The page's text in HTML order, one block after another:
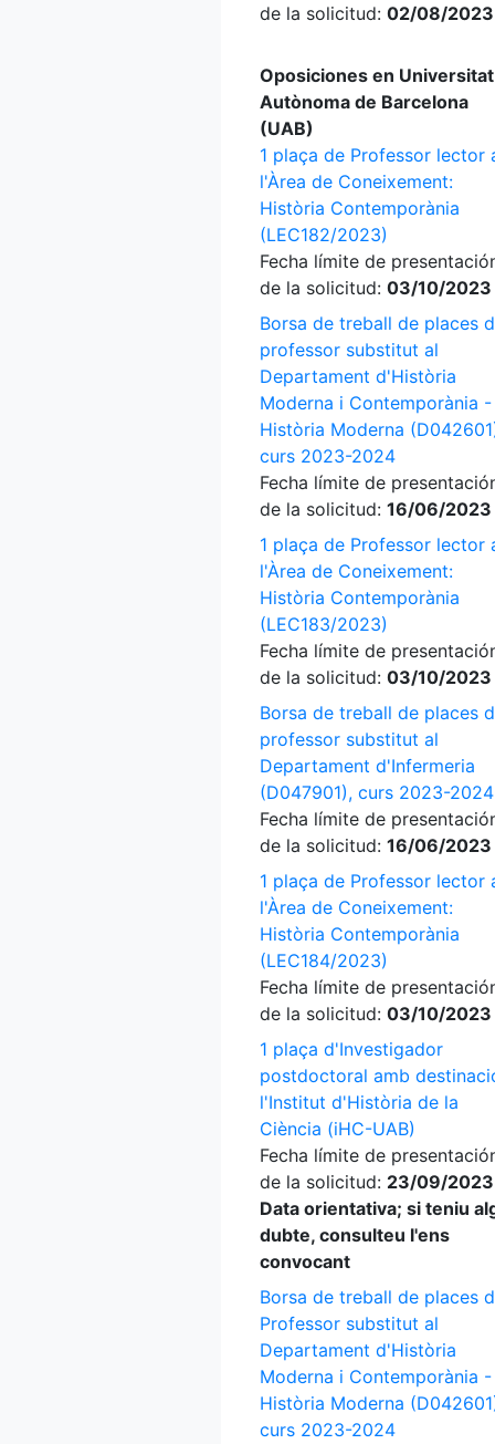
de la solicitud: 02/08/2023
Oposiciones en Universitat
Autònoma de Barcelona
(UAB)
1 plaça de Professor lector
l'Àrea de Coneixement:
Història Contemporània
(LEC182/2023)
Fecha límite de
de la solicitud: 03/10/2023
Borsa de treball de places
professor substitut al
Departament d'Història
Moderna i Contemporània -
Història Moderna
curs 2023-2024
Fecha límite de
de la solicitud: 16/06/2023
1 plaça de Professor lector
l'Àrea de Coneixement:
Història Contemporània
(LEC183/2023)
Fecha límite de
de la solicitud: 03/10/2023
Borsa de treball de places
professor substitut al
Departament d'Infermeria
(D047901), curs 2023-2024
Fecha límite de
de la solicitud: 16/06/2023
1 plaça de Professor lector
l'Àrea de Coneixement:
Història Contemporània
(LEC184/2023)
Fecha límite de
de la solicitud: 03/10/2023
1 plaça d'Investigador
postdoctoral amb
l'Institut d'Història de la
Ciència (iHC-UAB)
Fecha límite de
de la solicitud: 23/09/
Data orientativa; si teniu
dubte, consulteu l'ens
convocant
Borsa de treball de places
Professor substitut al
Departament d'Història
Moderna i Contemporània -
Història Moderna
curs 2023-2024